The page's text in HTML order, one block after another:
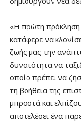
«Η πρώτη πρόκληση
κατάφερε να
ζωής μας την
δυνατότητα να
οποίο πρέπει να
τη βοήθεια της
μπροστά και
αποτελέσει ένα